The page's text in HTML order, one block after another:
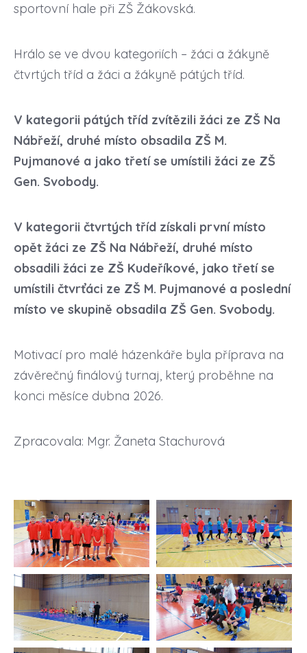
sportovní hale při ZŠ Žákovská.
Hrálo se ve dvou kategoriích – žáci a žákyně
čtvrtých tříd a žáci a žákyně pátých tříd.
V kategorii pátých tříd zvítězili žáci ze ZŠ Na
Nábřeží, druhé místo obsadila ZŠ M.
Pujmanové a jako třetí se umístili žáci ze ZŠ
Gen. Svobody.
V kategorii čtvrtých tříd získali první místo
opět žáci ze ZŠ Na Nábřeží, druhé místo
obsadili žáci ze ZŠ Kudeříkové, jako třetí se
umístili čtvrťáci ze ZŠ M. Pujmanové a poslední
místo ve skupině obsadila ZŠ Gen. Svobody.
Motivací pro malé házenkáře byla příprava na
závěrečný finálový turnaj, který proběhne na
konci měsíce dubna 2026.
Zpracovala: Mgr. Žaneta Stachurová